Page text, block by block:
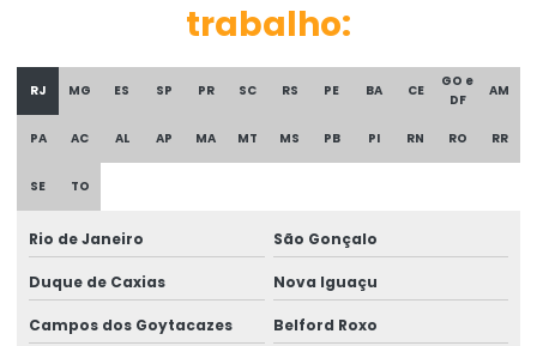
Assistência técnica e médica em perícia judicial
Assistencia técnica perícia trabalhista
Assistência técnica pericial
trabalho:
RJ MG ES SP PR SC RS PE BA CE
GO e
DF
AM
PA AC AL AP MA MT MS PB PI RN RO RR
SE TO
Rio de Janeiro São Gonçalo
Duque de Caxias Nova Iguaçu
Campos dos Goytacazes Belford Roxo